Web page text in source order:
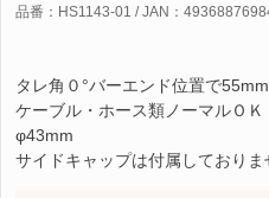
品番：HS1143-01 / JAN：
タレ角０°バーエンド位置で
ケーブル・ホース類ノーマルＯ
φ43mm
サイドキャップは付属しており